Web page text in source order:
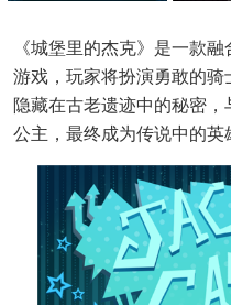
《城堡里的杰克》是一款
游戏，玩家将扮演勇敢的
隐藏在古老遗迹中的秘密
公主，最终成为传说中的英